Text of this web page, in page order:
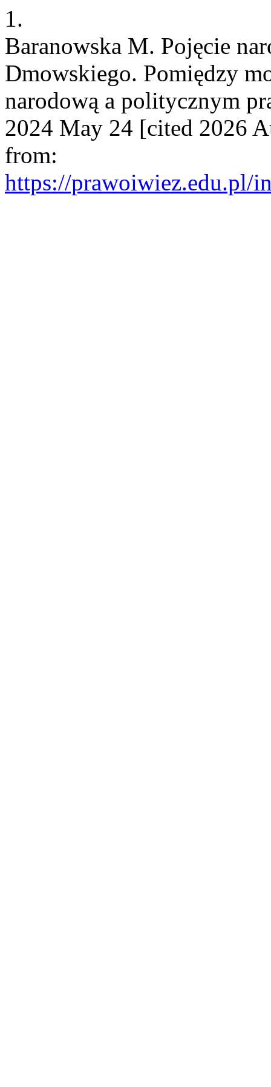
1.
Baranowska M. Pojęcie
Dmowskiego. Pomiędzy
narodową a politycznym
2024 May 24 [cited 2026
from:
https://prawoiwiez.edu.pl/